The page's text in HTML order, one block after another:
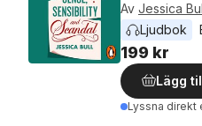
Av Jessica
Ljudbok
199 kr
Lägg
Lyssna direkt